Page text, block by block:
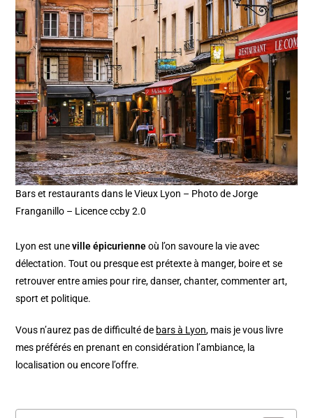
Bars et restaurants dans le Vieux Lyon – Photo de Jorge
Franganillo – Licence ccby 2.0
Lyon est uneville épicurienneoù l’on savoure la vie avec
délectation. Tout ou presque est prétexte à manger, boire et se
retrouver entre amies pour rire, danser, chanter, commenter art,
sport et politique.
Vous n’aurez pas de difficulté de bars à Lyon, mais je vous livre
mes préférés en prenant en considération l’ambiance, la
localisation ou encore l’offre.